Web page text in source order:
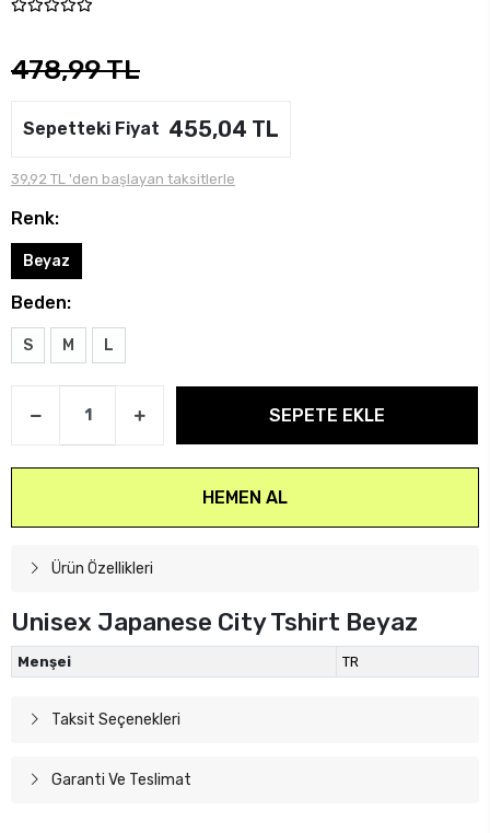
478,99 TL
Sepetteki Fiyat 455,04 TL
39,92 TL 'den başlayan taksitlerle
Renk:
Beyaz
Beden:
S M L
SEPETE EKLE
HEMEN AL
Ürün Özellikleri
Unisex Japanese City Tshirt Beyaz
Menşei TR
Taksit Seçenekleri
Garanti Ve Teslimat